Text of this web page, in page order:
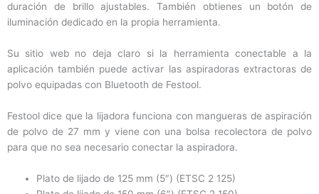
duración de brillo ajustables. También obtienes un botón de
iluminación dedicado en la propia herramienta.
Su sitio web no deja claro si la herramienta conectable a la
aplicación también puede activar las aspiradoras extractoras de
polvo equipadas con Bluetooth de Festool.
Festool dice que la lijadora funciona con mangueras de aspiración
de polvo de 27 mm y viene con una bolsa recolectora de polvo
para que no sea necesario conectar la aspiradora.
Plato de lijado de 125 mm (5″) (ETSC 2 125)